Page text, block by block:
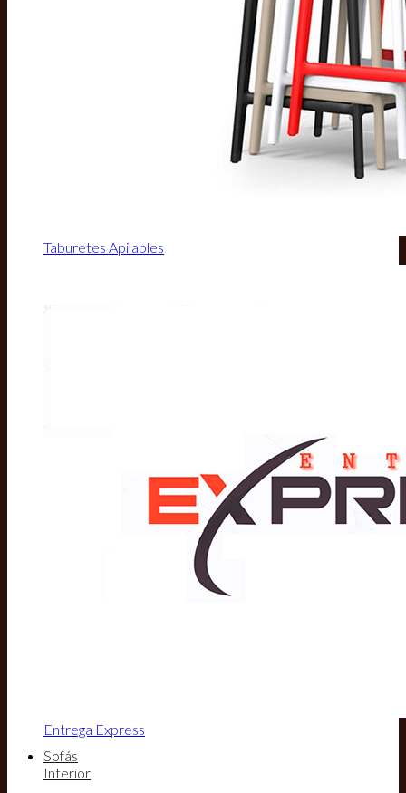
Taburetes Apilables
Entrega Express
Sofás
Interior